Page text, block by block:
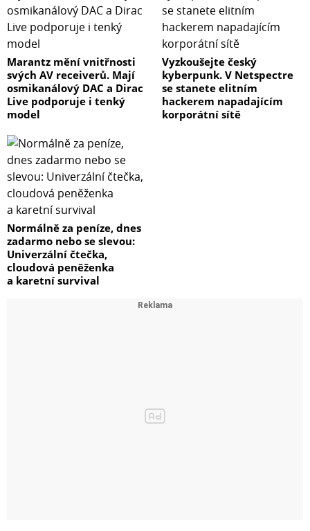
Marantz mění vnitřnosti
svých AV receiverů. Mají
osmikanálový DAC a Dirac
Live podporuje i tenký
model
Vyzkoušejte český
kyberpunk. V Netspectre
se stanete elitním
hackerem napadajícím
korporátní sítě
Normálně za peníze, dnes
zadarmo nebo se slevou:
Univerzální čtečka,
cloudová peněženka
a karetní survival